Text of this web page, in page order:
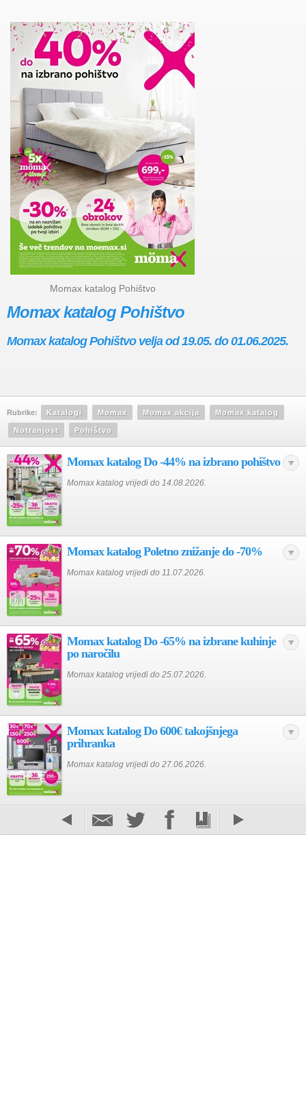
Momax katalog Pohištvo
Momax katalog Pohištvo
Momax katalog Pohištvo velja od 19.05. do 01.06.2025.
Rubrike: Katalogi Momax Momax akcija Momax katalog
Notranjost Pohištvo
Momax katalog Do -44% na izbrano pohištvo
Momax katalog vrijedi do 14.08.2026.
Momax katalog Poletno znižanje do -70%
Momax katalog vrijedi do 11.07.2026.
Momax katalog Do -65% na izbrane kuhinje
po naročilu
Momax katalog vrijedi do 25.07.2026.
Momax katalog Do 600€ takojšnjega
prihranka
Momax katalog vrijedi do 27.06.2026.